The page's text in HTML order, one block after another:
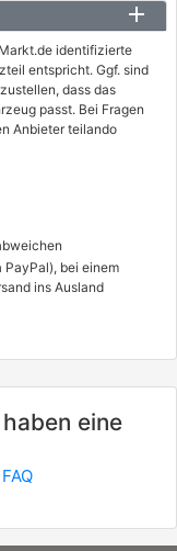
identifizierte
entspricht. Ggf. sind
dass das
passt. Bei Fragen
Anbieter teilando
PayPal), bei einem
ins Ausland
eine
FAQ